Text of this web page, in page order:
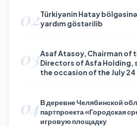
02Türkiyənin Hatay
yardım göstərilib
03Asaf Atasoy, Chairman of
Directors of Asfa Holding,
the occasion of the July
04В деревне Челябинской
партпроекта «Городская
игровую площадку